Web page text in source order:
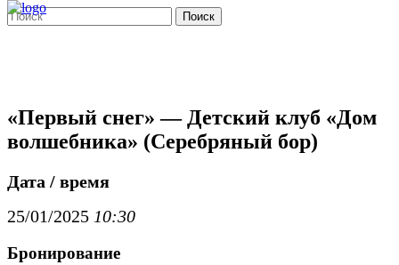
Поиск
«Первый снег» — Детский клуб «Дом
волшебника» (Серебряный бор)
Дата / время
25/01/2025 10:30
Бронирование